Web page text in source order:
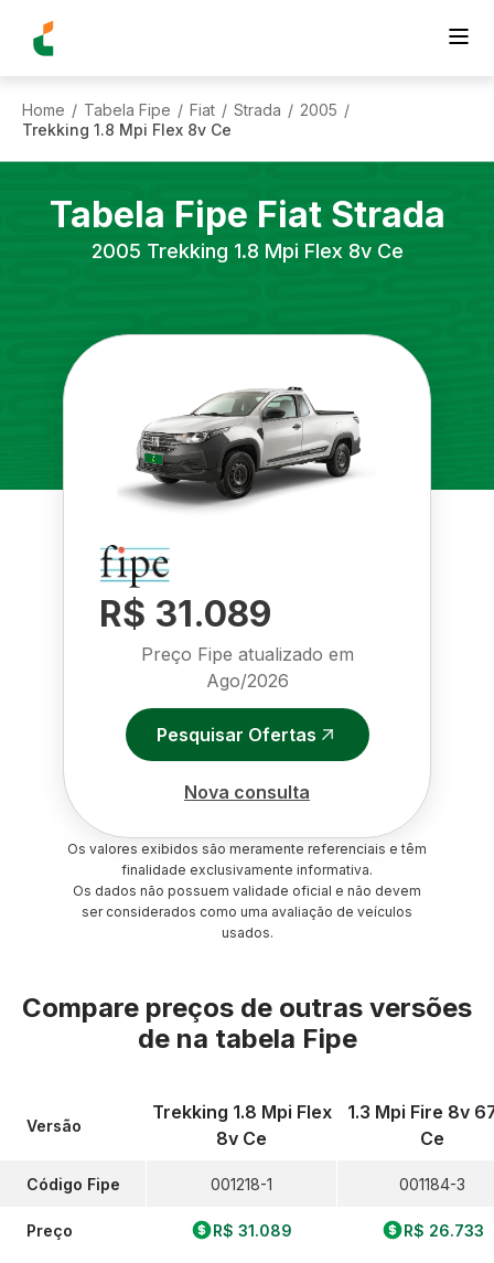
Home / Tabela Fipe / Fiat / Strada / 2005 /
Trekking 1.8 Mpi Flex 8v Ce
Tabela Fipe Fiat Strada
2005 Trekking 1.8 Mpi Flex 8v Ce
R$ 31.089
Preço Fipe atualizado em
Ago/2026
Pesquisar Ofertas
Nova consulta
Os valores exibidos são meramente referenciais e têm
finalidade exclusivamente informativa.
Os dados não possuem validade oficial e não devem
ser considerados como uma avaliação de veículos
usados.
Compare preços de outras versões
de na tabela Fipe
Versão
Código Fipe
Preço
Trekking 1.8 Mpi Flex
8v Ce
001218-1
R$ 31.089
1.3 Mpi Fire 8v
Ce
001184-3
R$ 26.733